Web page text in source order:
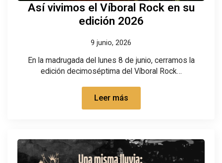
Así vivimos el Víboral Rock en su
edición 2026
9 junio, 2026
En la madrugada del lunes 8 de junio, cerramos la
edición decimoséptima del Víboral Rock…
Leer más